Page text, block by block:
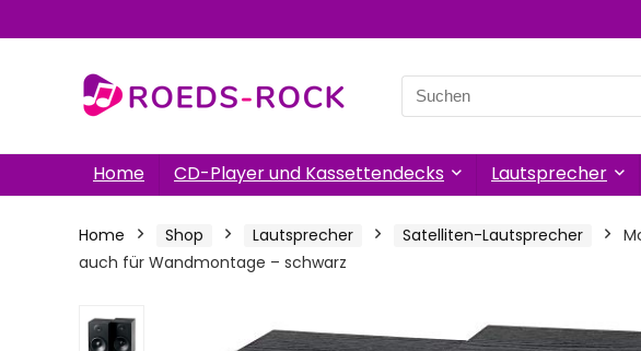
Search
for:
Home CD-Player und Kassettendecks Lautsprecher
Home Shop Lautsprecher Satelliten-Lautsprecher
auch für Wandmontage – schwarz